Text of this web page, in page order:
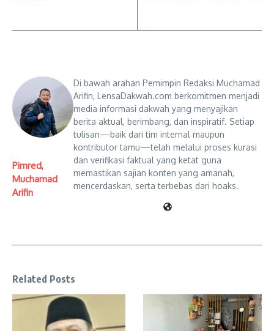
Pimred,
Muchamad
Arifin
Di bawah arahan Pemimpin Redaksi Muchamad
Arifin, LensaDakwah.com berkomitmen menjadi
media informasi dakwah yang menyajikan
berita aktual, berimbang, dan inspiratif. Setiap
tulisan—baik dari tim internal maupun
kontributor tamu—telah melalui proses kurasi
dan verifikasi faktual yang ketat guna
memastikan sajian konten yang amanah,
mencerdaskan, serta terbebas dari hoaks.
Related Posts